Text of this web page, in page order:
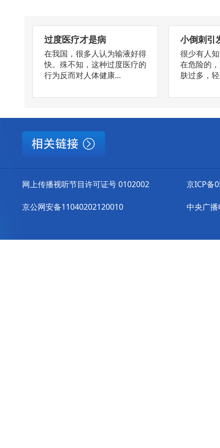
过度医疗才是病
在我国，很多人认为输液好得
快。殊不知，这种过度医疗的
行为反而对人体健康...
小倒刺引
很少有人
在危险的
肤过多，
网上传播视听节目许可证号 0102002
京公网安备11040202120010
京ICP备
中央广